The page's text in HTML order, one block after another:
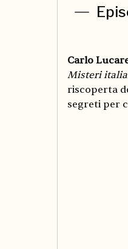
Carlo
Misteri
riscoperta
segreti per